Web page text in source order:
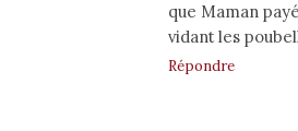
que Maman
vidant les
Répondre